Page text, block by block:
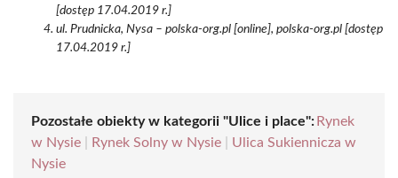
[dostęp 17.04.2019 r.]
ul. Prudnicka, Nysa – polska-org.pl [online], polska-org.pl [dostęp
17.04.2019 r.]
Pozostałe obiekty w kategorii "Ulice i place": Rynek
w Nysie
Rynek Solny w Nysie
Ulica Sukiennicza w
Nysie